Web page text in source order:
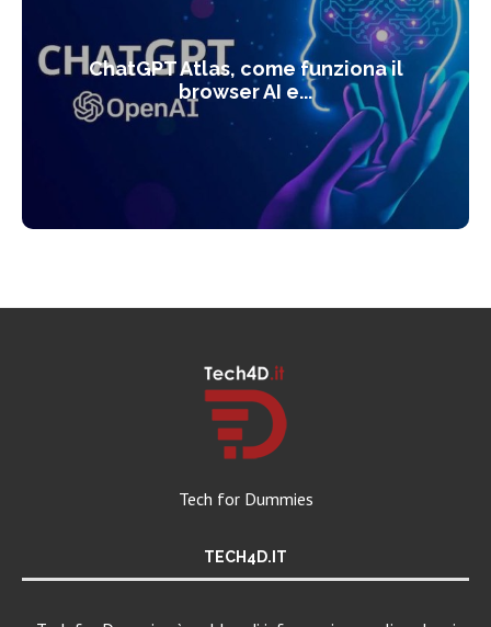
ChatGPT Atlas, come funziona il
browser AI e...
Tech for Dummies
TECH4D.IT